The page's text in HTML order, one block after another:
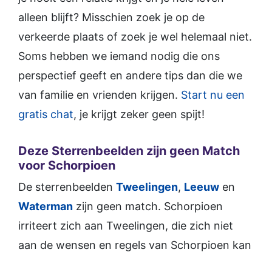
alleen blijft? Misschien zoek je op de
verkeerde plaats of zoek je wel helemaal niet.
Soms hebben we iemand nodig die ons
perspectief geeft en andere tips dan die we
van familie en vrienden krijgen. Start nu een
gratis chat, je krijgt zeker geen spijt!
Deze Sterrenbeelden zijn geen Match
voor Schorpioen
De sterrenbeelden Tweelingen, Leeuw en
Waterman zijn geen match. Schorpioen
irriteert zich aan Tweelingen, die zich niet
aan de wensen en regels van Schorpioen kan